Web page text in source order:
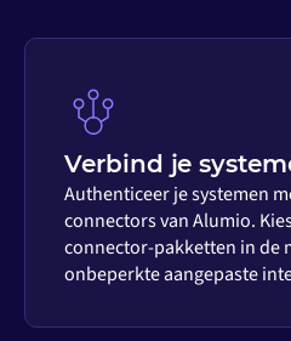
Verbind je
Authenticeer je systemen
connectors van Alumio.
connector-pakketten in de
onbeperkte aangepaste